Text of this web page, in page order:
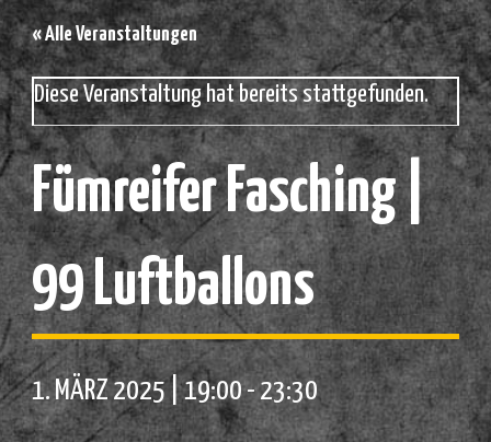
« Alle Veranstaltungen
Diese Veranstaltung hat bereits stattgefunden.
Fümreifer Fasching |
99 Luftballons
1. MÄRZ 2025 | 19:00-23:30